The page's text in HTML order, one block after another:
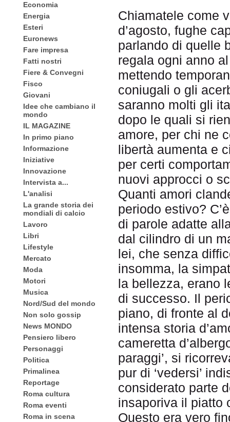
Economia
Energia
Esteri
Euronews
Fare impresa
Fatti nostri
Fiere & Convegni
Fisco
Giovani
Idee che cambiano il
mondo
IL MAGAZINE
In primo piano
Informazione
Iniziative
Innovazione
Intervista a...
L'analisi
La grande storia dei
mondiali di calcio
Lavoro
Libri
Lifestyle
Mercato
Moda
Motori
Musica
Nord/Sud del mondo
Non solo gossip
News MONDO
Pensiero libero
Personaggi
Politica
Primalinea
Reportage
Roma cultura
Roma eventi
Roma in scena
Chiamatele come
d’agosto, fughe
parlando di quelle
regala ogni anno
mettendo
coniugali o gli
saranno molti gli
dopo le quali si
amore, per chi ne
libertà aumenta e
per certi
nuovi approcci o
Quanti amori
periodo estivo?
di parole adatte
dal cilindro di un
lei, che senza
insomma, la
la bellezza, erano
di successo. Il
piano, di fronte al
intensa storia
cameretta
paraggi’, si
pur di ‘vedersi’
considerato parte
insaporiva il piatto
Questo era vero